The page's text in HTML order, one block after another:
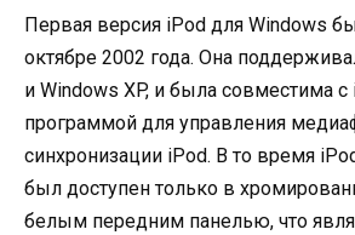
Первая версия iPod для Windows
октябре 2002 года. Она
и Windows XP, и была совместима с
программой для управления
синхронизации iPod. В то время
был доступен только в
белым передним панелью, что